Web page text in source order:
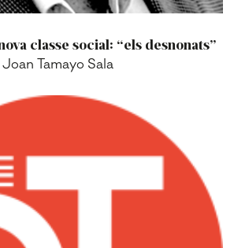
classe social: “els desnonats”
Joan Tamayo Sala